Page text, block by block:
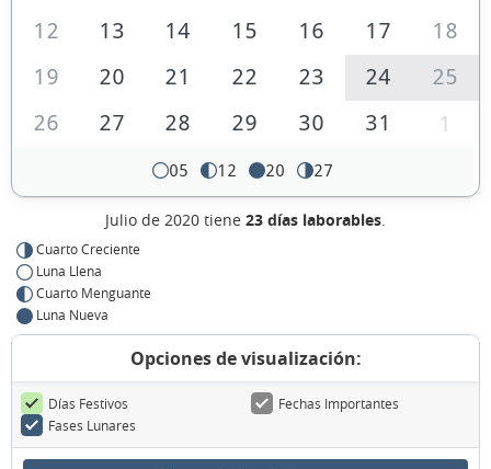
12
13 14 15 16 17
18
19
20 21 22 23 24
25
26
27 28 29 30 31 1
05 12 20 27
Julio de 2020 tiene 23 días laborables.
Cuarto Creciente
Luna Llena
Cuarto Menguante
Luna Nueva
Opciones de visualización:
Días Festivos
Fechas Importantes
Fases Lunares